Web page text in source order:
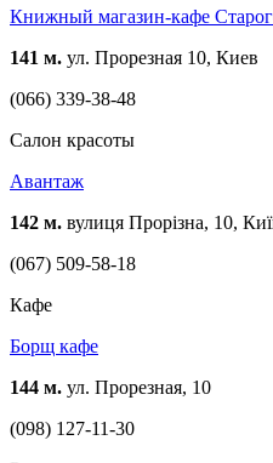
Книжный магазин-кафе
141 м. ул. Прорезная 10, Киев
(066) 339-38-48
Cалон красоты
Авантаж
142 м. вулиця Прорізна, 10,
(067) 509-58-18
Кафе
Борщ кафе
144 м. ул. Прорезная, 10
(098) 127-11-30